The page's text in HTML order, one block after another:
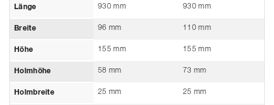
Länge 930 mm 930 mm
Breite 96 mm 110 mm
Höhe 155 mm 155 mm
Holmhöhe 58 mm 73 mm
Holmbreite 25 mm 25 mm